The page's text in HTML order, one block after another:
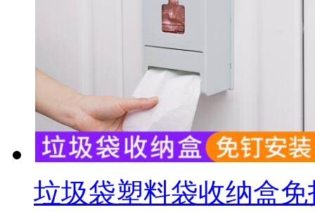
垃圾袋塑料袋收纳盒